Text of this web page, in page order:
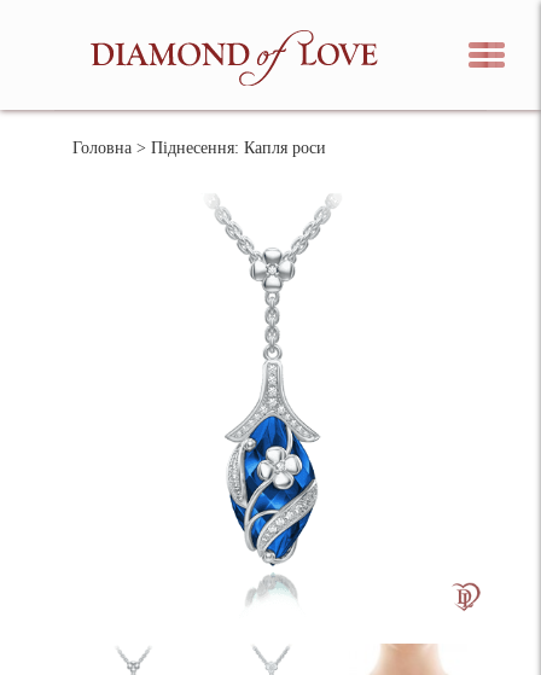
Головна > Піднесення: Капля роси